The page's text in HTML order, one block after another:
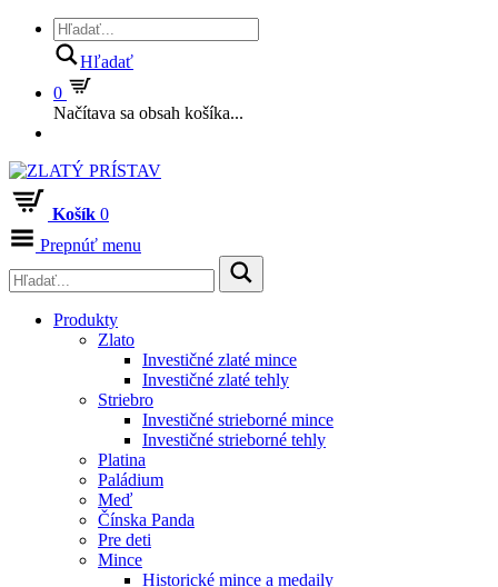
Hľadať
0
Načítava sa obsah košíka...
Košík 0
Prepnúť menu
Produkty
Zlato
Investičné zlaté mince
Investičné zlaté tehly
Striebro
Investičné strieborné mince
Investičné strieborné tehly
Platina
Paládium
Meď
Čínska Panda
Pre deti
Mince
Historické mince a medaily